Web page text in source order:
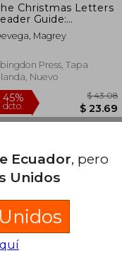
Christmas Letters
Guide:
Advent
Those Who Told
Magrey
Press, Tapa
Nuevo
Ecuador, pero
Unidos